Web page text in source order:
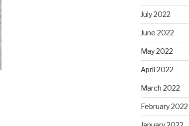
July 2022
June 2022
May 2022
April 2022
March 2022
February 2022